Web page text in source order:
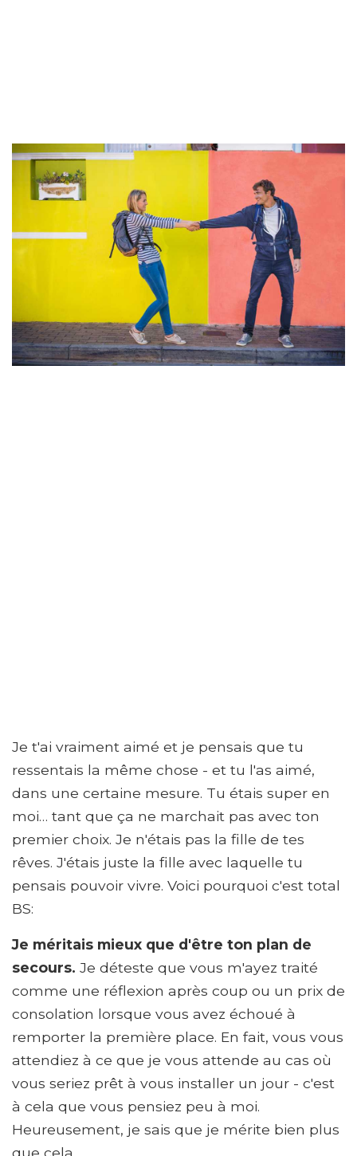
Je t'ai vraiment aimé et je pensais que tu
ressentais la même chose - et tu l'as aimé,
dans une certaine mesure. Tu étais super en
moi… tant que ça ne marchait pas avec ton
premier choix. Je n'étais pas la fille de tes
rêves. J'étais juste la fille avec laquelle tu
pensais pouvoir vivre. Voici pourquoi c'est total
BS:
Je méritais mieux que d'être ton plan de
secours. Je déteste que vous m'ayez traité
comme une réflexion après coup ou un prix de
consolation lorsque vous avez échoué à
remporter la première place. En fait, vous vous
attendiez à ce que je vous attende au cas où
vous seriez prêt à vous installer un jour - c'est
à cela que vous pensiez peu à moi.
Heureusement, je sais que je mérite bien plus
que cela.